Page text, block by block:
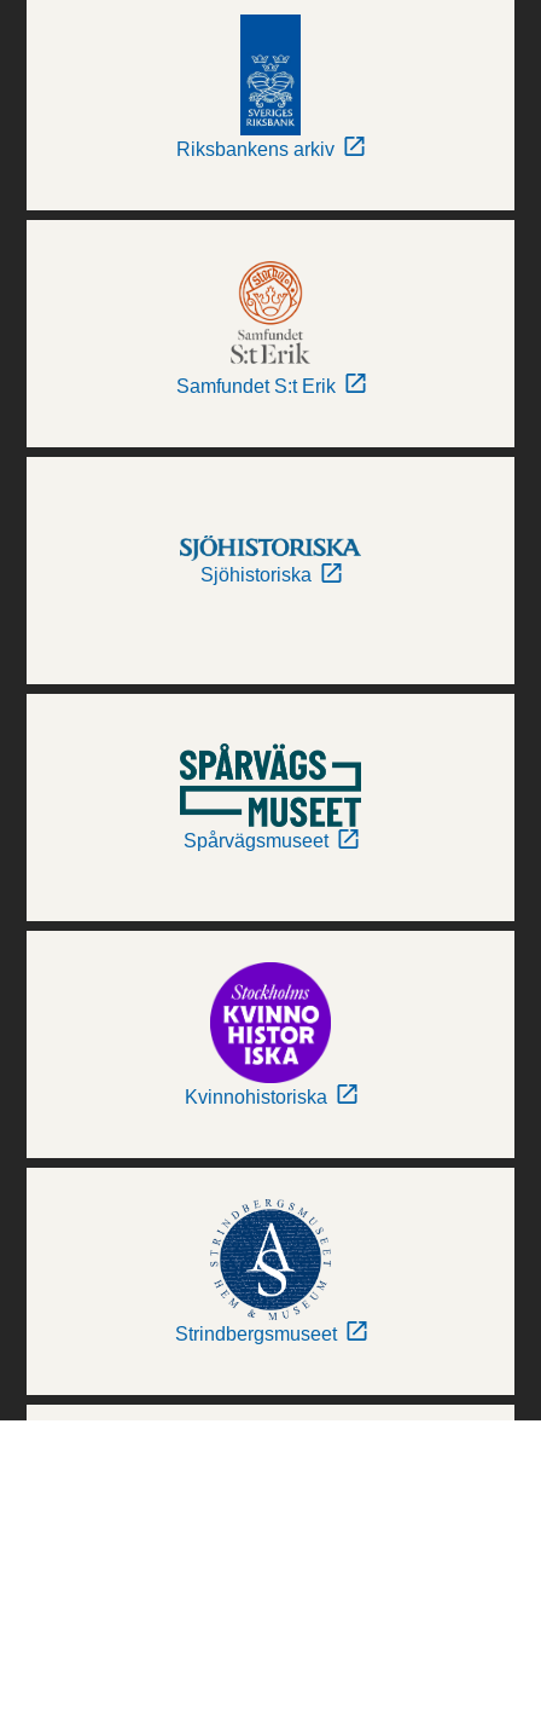
Riksbankens arkiv
Samfundet S:t Erik
Sjöhistoriska
Spårvägsmuseet
Kvinnohistoriska
Strindbergsmuseet